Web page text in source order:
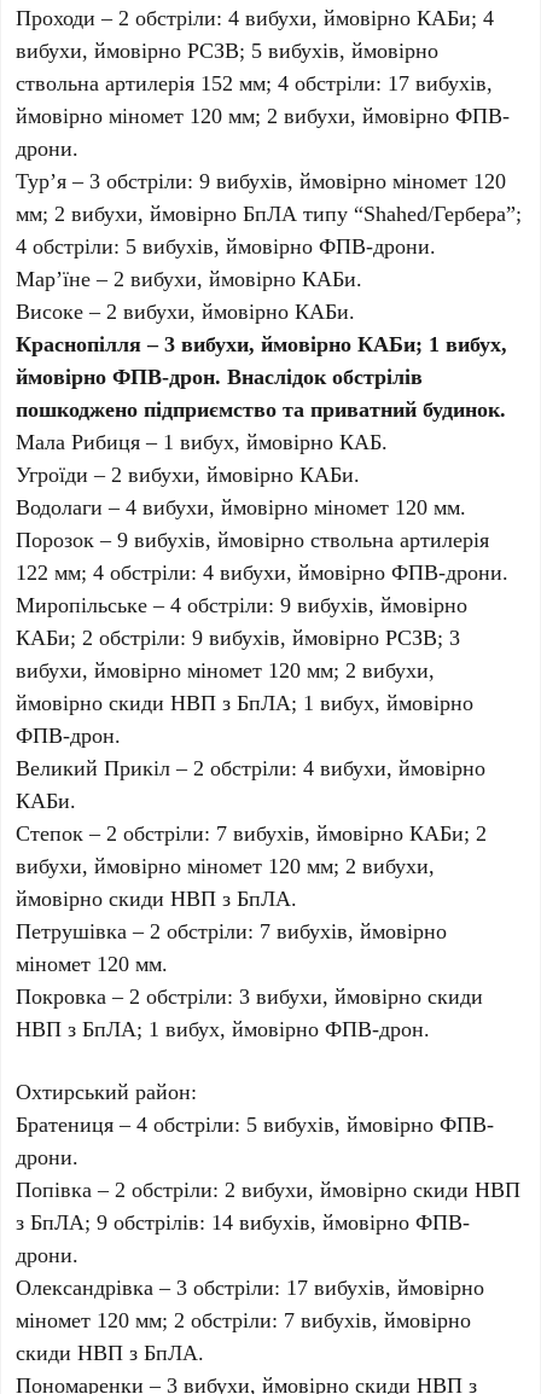
Проходи – 2 обстріли: 4 вибухи, ймовірно КАБи; 4
вибухи, ймовірно РСЗВ; 5 вибухів, ймовірно
ствольна артилерія 152 мм; 4 обстріли: 17 вибухів,
ймовірно міномет 120 мм; 2 вибухи, ймовірно ФПВ-
дрони.
Тур’я – 3 обстріли: 9 вибухів, ймовірно міномет 120
мм; 2 вибухи, ймовірно БпЛА типу “Shahed/Гербера”;
4 обстріли: 5 вибухів, ймовірно ФПВ-дрони.
Мар’їне – 2 вибухи, ймовірно КАБи.
Високе – 2 вибухи, ймовірно КАБи.
Краснопілля – 3 вибухи, ймовірно КАБи; 1 вибух,
ймовірно ФПВ-дрон. Внаслідок обстрілів
пошкоджено підприємство та приватний будинок.
Мала Рибиця – 1 вибух, ймовірно КАБ.
Угроїди – 2 вибухи, ймовірно КАБи.
Водолаги – 4 вибухи, ймовірно міномет 120 мм.
Порозок – 9 вибухів, ймовірно ствольна артилерія
122 мм; 4 обстріли: 4 вибухи, ймовірно ФПВ-дрони.
Миропільське – 4 обстріли: 9 вибухів, ймовірно
КАБи; 2 обстріли: 9 вибухів, ймовірно РСЗВ; 3
вибухи, ймовірно міномет 120 мм; 2 вибухи,
ймовірно скиди НВП з БпЛА; 1 вибух, ймовірно
ФПВ-дрон.
Великий Прикіл – 2 обстріли: 4 вибухи, ймовірно
КАБи.
Степок – 2 обстріли: 7 вибухів, ймовірно КАБи; 2
вибухи, ймовірно міномет 120 мм; 2 вибухи,
ймовірно скиди НВП з БпЛА.
Петрушівка – 2 обстріли: 7 вибухів, ймовірно
міномет 120 мм.
Покровка – 2 обстріли: 3 вибухи, ймовірно скиди
НВП з БпЛА; 1 вибух, ймовірно ФПВ-дрон.
Охтирський район:
Братениця – 4 обстріли: 5 вибухів, ймовірно ФПВ-
дрони.
Попівка – 2 обстріли: 2 вибухи, ймовірно скиди НВП
з БпЛА; 9 обстрілів: 14 вибухів, ймовірно ФПВ-
дрони.
Олександрівка – 3 обстріли: 17 вибухів, ймовірно
міномет 120 мм; 2 обстріли: 7 вибухів, ймовірно
скиди НВП з БпЛА.
Пономаренки – 3 вибухи, ймовірно скиди НВП з